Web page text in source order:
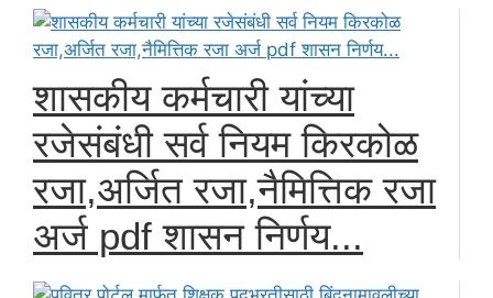
शासकीय कर्मचारी यांच्या
रजेसंबंधी सर्व नियम किरकोळ
रजा,अर्जित रजा,नैमित्तिक रजा
अर्ज pdf शासन निर्णय...